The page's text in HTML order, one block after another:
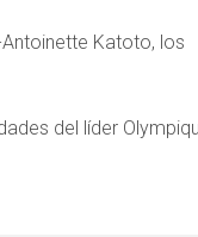
Katoto, los
del líder